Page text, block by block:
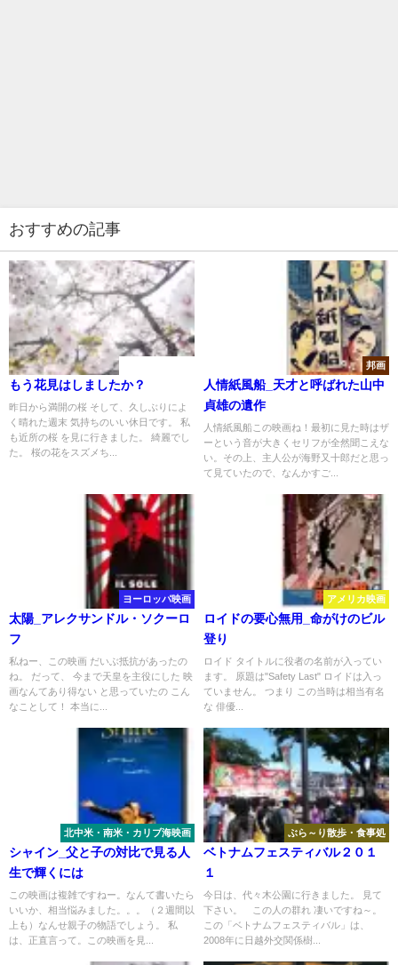
おすすめの記事
もう花見はしましたか？
昨日から満開の桜 そして、久しぶりによ
く晴れた週末 気持ちのいい休日です。 私
も近所の桜 を見に行きました。 綺麗でし
た。 桜の花をスズメち...
邦画
人情紙風船_天才と呼ばれた山中
貞雄の遺作
人情紙風船この映画ね！最初に見た時はザ
ーという音が大きくセリフが全然聞こえな
い。その上、主人公が海野又十郎だと思っ
て見ていたので、なんかすご...
ヨーロッパ映画
太陽_アレクサンドル・ソクーロ
フ
私ねー、この映画 だいぶ抵抗があったの
ね。 だって、 今まで天皇を主役にした 映
画なんてあり得ない と思っていたの こん
なことして！ 本当に...
アメリカ映画
ロイドの要心無用_命がけのビル
登り
ロイド タイトルに役者の名前が入ってい
ます。 原題は"Safety Last" ロイドは入っ
ていません。 つまり この当時は相当有名
な 俳優...
北中米・南米・カリブ海映画
シャイン_父と子の対比で見る人
生で輝くには
この映画は複雑ですねー。なんて書いたら
いいか、相当悩みました。。。（２週間以
上も）なんせ親子の物語でしょう。 私
は、正直言って。この映画を見...
ぶら～り散歩・食事処
ベトナムフェスティバル２０１
１
今日は、代々木公園に行きました。 見て
下さい。 この人の群れ 凄いですね～。
この「ベトナムフェスティバル」は、
2008年に日越外交関係樹...